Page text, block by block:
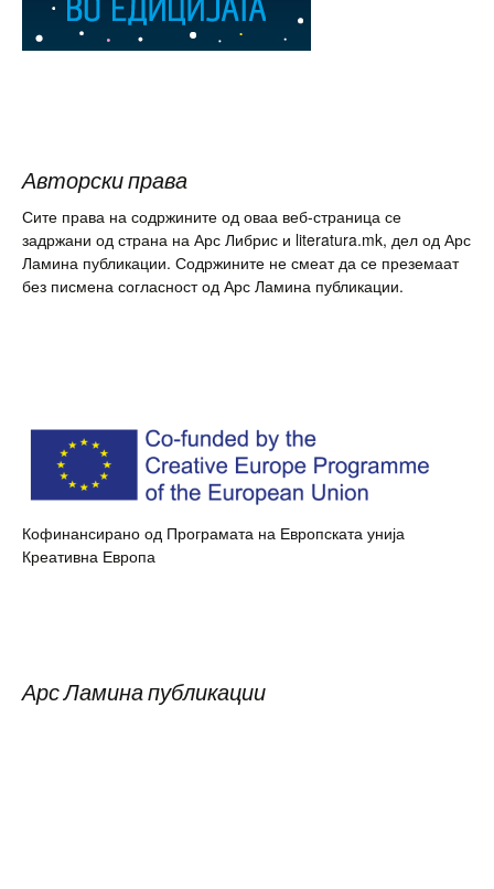
Авторски права
Сите права на содржините од оваа веб-страница се
задржани од страна на Арс Либрис и literatura.mk, дел од Арс
Ламина публикации. Содржините не смеат да се преземаат
без писмена согласност од Арс Ламина публикации.
Кофинансирано од Програмата на Европската унија
Креативна Европа
Арс Ламина публикации